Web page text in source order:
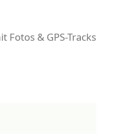
& GPS-Tracks